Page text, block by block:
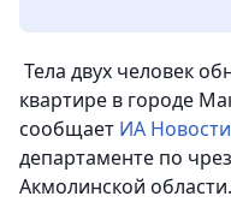
Тела двух человек
квартире в городе
сообщает ИА
департаменте по
Акмолинской области.